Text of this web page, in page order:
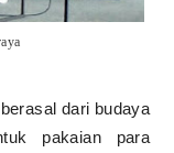
dari budaya
pakaian para